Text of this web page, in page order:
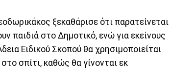
ξεκαθάρισε ότι παρατείνεται
παιδιά στο Δημοτικό, ενώ για εκείνους
Ειδικού Σκοπού θα χρησιμοποιείται
σπίτι, καθώς θα γίνονται εκ